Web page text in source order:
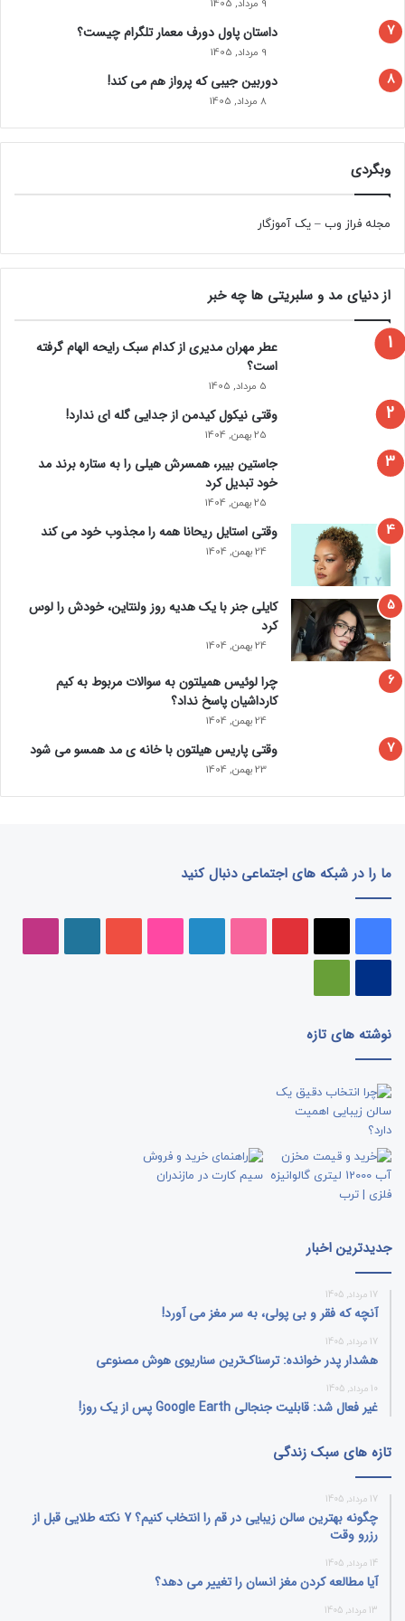
9 مرداد, 1405
داستان پاول دورف معمار تلگرام چیست؟
9 مرداد, 1405
دوربین جیبی که پرواز هم می‌ کند!
8 مرداد, 1405
وبگردی
مجله فراز وب – یک آموزگار
از دنیای مد و سلبریتی ها چه خبر
عطر مهران مدیری از کدام سبک رایحه الهام گرفته
است؟
5 مرداد, 1405
وقتی نیکول کیدمن از جدایی گله ای ندارد!
25 بهمن, 1404
جاستین بیبر، همسرش هیلی را به ستاره برند مد
خود تبدیل کرد
25 بهمن, 1404
وقتی استایل ریحانا همه را مجذوب خود می‌ کند
24 بهمن, 1404
کایلی جنر با یک هدیه روز ولنتاین، خودش را لوس
کرد
24 بهمن, 1404
چرا لوئیس همیلتون به سوالات مربوط به کیم
کارداشیان پاسخ نداد؟
24 بهمن, 1404
وقتی پاریس هیلتون با خانه‌ ی مد همسو می شود
23 بهمن, 1404
ما را در شبکه های اجتماعی دنبال کنید
نوشته های تازه
جدیدترین اخبار
17 مرداد, 1405
آنچه که فقر و بی‌ پولی، به سر مغز می‌ آورد!
17 مرداد, 1405
هشدار پدر خوانده: ترسناک‌ترین سناریوی هوش مصنوعی
10 مرداد, 1405
غیر فعال شد: قابلیت جنجالی Google Earth پس از یک روز!
تازه های سبک زندگی
17 مرداد, 1405
چگونه بهترین سالن زیبایی در قم را انتخاب کنیم؟ 7 نکته طلایی قبل از
رزرو وقت
14 مرداد, 1405
آیا مطالعه کردن مغز انسان را تغییر می‌ دهد؟
13 مرداد, 1405